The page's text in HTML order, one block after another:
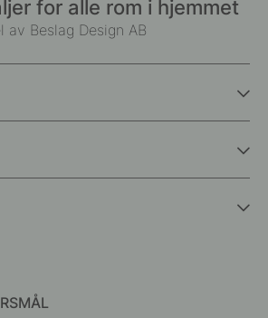
for alle rom i hjemmet
av Beslag Design AB